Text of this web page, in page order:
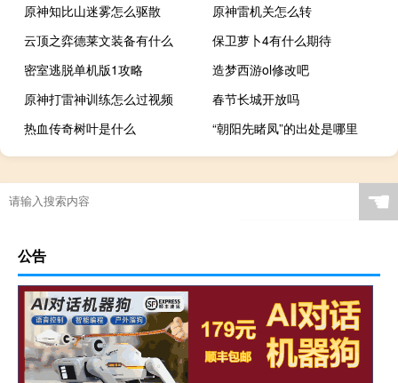
原神知比山迷雾怎么驱散
原神雷机关怎么转
云顶之弈德莱文装备有什么
保卫萝卜4有什么期待
密室逃脱单机版1攻略
造梦西游ol修改吧
原神打雷神训练怎么过视频
春节长城开放吗
热血传奇树叶是什么
“朝阳先睹凤”的出处是哪里
☚
公告